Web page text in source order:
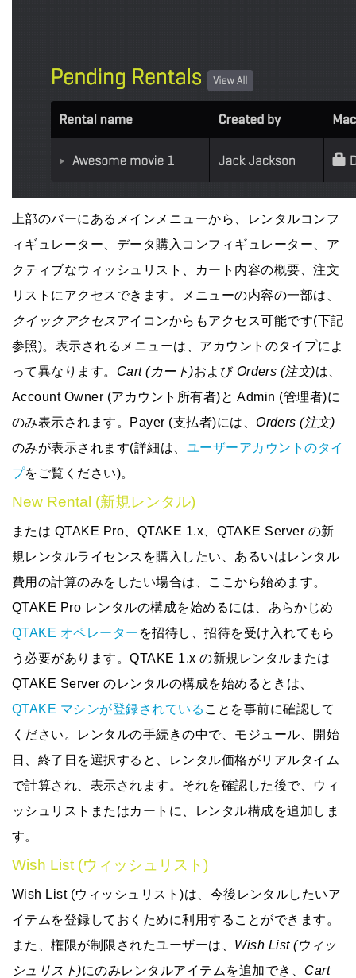
上部のバーにあるメインメニューから、
レンタルコンフ
ィギュレーター、データ購入コンフィギュレーター、ア
クティブなウィッシュリスト、カート内容の概要、注文
リスト にアクセスできます。メニューの内容の一部は、
クイックアクセスアイコンからもアクセス可能です(下記
参照)。表示されるメニューは、アカウントのタイプによ
って異なります。 Cart (カート)および Orders (注文)は、
Account Owner (アカウント所有者)と Admin (管理者)に
のみ表示されます。Payer (支払者)には、Orders (注文)
のみが表示されます(詳細は、 ユーザーアカウントのタイ
プをご覧ください)。
New Rental (新規レンタル)
または QTAKE Pro、QTAKE 1.x、QTAKE Server の新
規レンタルライセンスを購入したい、あるいはレンタル
費用の計算のみをしたい場合は、ここから始めます。
QTAKE Pro レンタルの構成を始めるには、あらかじめ
QTAKE オペレーター を招待し、招待を受け入れてもら
う必要があります。QTAKE 1.x の新規レンタル または
QTAKE Server のレンタルの構成を始めるときは、
QTAKE マシンが登録されている ことを事前に確認して
ください。レンタルの手続きの中で、モジュール、開始
日、終了日を選択すると、レンタル価格がリアルタイム
で計算され、表示されます。それを確認した後で、ウィ
ッシュリストまたはカートに、レンタル構成を追加しま
す。
Wish List (ウィッシュリスト)
Wish List (ウィッシュリスト)は、今後レンタルしたいア
イテムを登録しておくために利用することができます。
また、権限が制限されたユーザーは、 Wish List (ウィッ
シュリスト)にのみレンタルアイテムを追加でき、 Cart